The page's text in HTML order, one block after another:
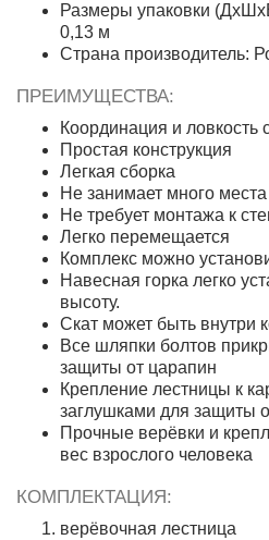
Размеры упаковки
0,13 м
Страна производитель:
ПРЕИМУЩЕСТВА:
Координация и ловкость
Простая конструкция
Легкая сборка
Не занимает много места
Не требует монтажа к
Легко перемещается
Комплекс можно
Навесная горка легко
высоту.
Скат может быть внутри
Все шляпки болтов
защиты от царапин
Крепление лестницы к
заглушками для защиты
Прочные верёвки и
вес взрослого человека
КОМПЛЕКТАЦИЯ:
верёвочная лестница